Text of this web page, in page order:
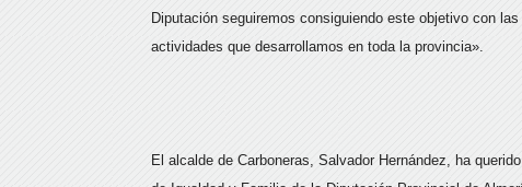
Diputación seguiremos consiguiendo este objetivo con
actividades que desarrollamos en toda la provincia».
El alcalde de Carboneras, Salvador Hernández, ha